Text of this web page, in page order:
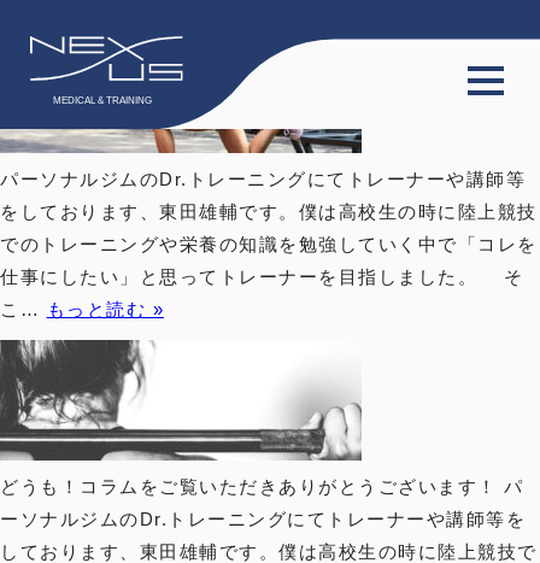
TOP
サービス
会員限定動画
料金プラン
スタッフ
パーソナルジムのDr.トレーニングにてトレーナーや講師等
をしております、東田雄輔です。僕は高校生の時に陸上競技
でのトレーニングや栄養の知識を勉強していく中で「コレを
仕事にしたい」と思ってトレーナーを目指しました。 そ
こ…
もっと読む »
どうも！コラムをご覧いただきありがとうございます！ パ
ーソナルジムのDr.トレーニングにてトレーナーや講師等を
しております、東田雄輔です。僕は高校生の時に陸上競技で